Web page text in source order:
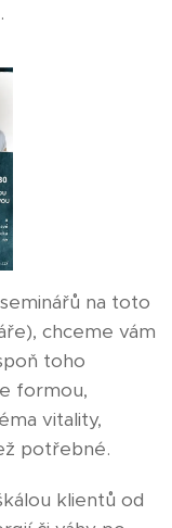
.
na toto
chceme vám
toho
formou,
vitality,
potřebné.
klientů od